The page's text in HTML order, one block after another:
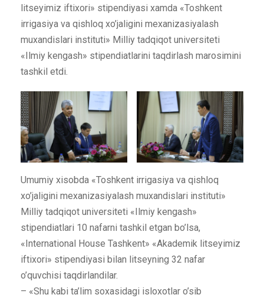
litseyimiz iftixori» stipendiyasi xamda «Toshkent
irrigasiya va qishloq xo’jaligini mexanizasiyalash
muxandislari instituti» Milliy tadqiqot universiteti
«Ilmiy kengash» stipendiatlarini taqdirlash marosimini
tashkil etdi.
Umumiy xisobda «Toshkent irrigasiya va qishloq
xo’jaligini mexanizasiyalash muxandislari instituti»
Milliy tadqiqot universiteti «Ilmiy kengash»
stipendiatlari 10 nafarni tashkil etgan bo’lsa,
«International House Tashkent» «Akademik litseyimiz
iftixori» stipendiyasi bilan litseyning 32 nafar
o’quvchisi taqdirlandilar.
– «Shu kabi ta’lim soxasidagi isloxotlar o’sib